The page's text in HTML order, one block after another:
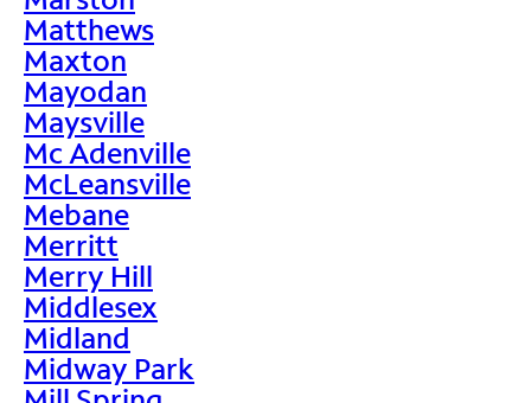
Matthews
Maxton
Mayodan
Maysville
Mc Adenville
McLeansville
Mebane
Merritt
Merry Hill
Middlesex
Midland
Midway Park